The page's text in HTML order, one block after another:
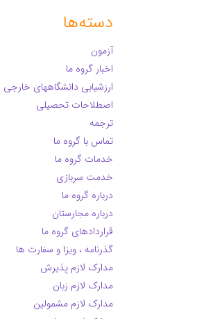
دسته‌ها
آزمون
اخبار گروه ما
ارزشیابی دانشگاههای خارجی
اصطلاحات تحصیلی
ترجمه
تماس با گروه ما
خدمات گروه ما
خدمت سربازی
درباره گروه ما
درباره مجارستان
قراردادهای گروه ما
گذرنامه ، ویزا و سفارت ها
مدارک لازم پذیرش
مدارک لازم زبان
مدارک لازم مشمولین